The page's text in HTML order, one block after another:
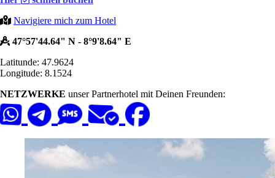
Navigiere mich zum Hotel
47°57'44.64" N - 8°9'8.64" E
Latitunde: 47.9624
Longitude: 8.1524
NETZWERKE unser Partnerhotel mit Deinen Freunden: